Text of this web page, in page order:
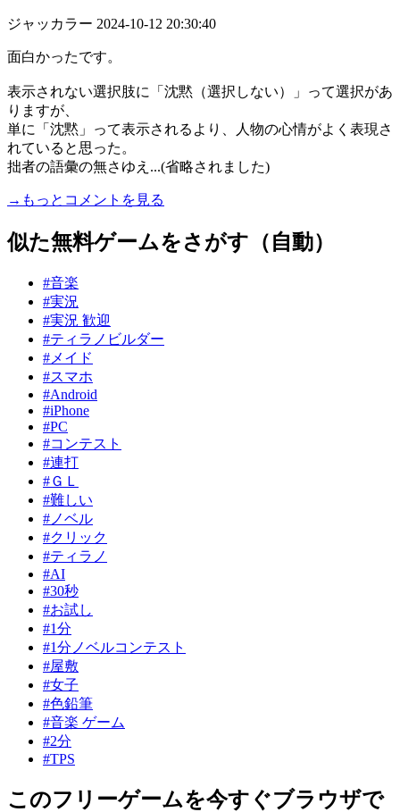
ジャッカラー 2024-10-12 20:30:40
面白かったです。
表示されない選択肢に「沈黙（選択しない）」って選択があ
りますが、
単に「沈黙」って表示されるより、人物の心情がよく表現さ
れていると思った。
拙者の語彙の無さゆえ...(省略されました)
→もっとコメントを見る
似た無料ゲームをさがす（自動）
#音楽
#実況
#実況 歓迎
#ティラノビルダー
#メイド
#スマホ
#Android
#iPhone
#PC
#コンテスト
#連打
#ＧＬ
#難しい
#ノベル
#クリック
#ティラノ
#AI
#30秒
#お試し
#1分
#1分ノベルコンテスト
#屋敷
#女子
#色鉛筆
#音楽 ゲーム
#2分
#TPS
このフリーゲームを今すぐブラウザで